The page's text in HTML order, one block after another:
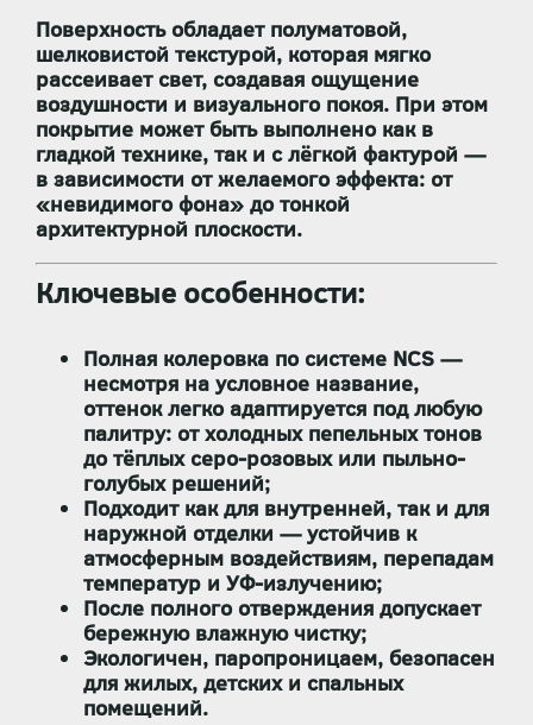
Поверхность обладает полуматовой,
шелковистой текстурой, которая мягко
рассеивает свет, создавая ощущение
воздушности и визуального покоя. При этом
покрытие может быть выполнено как в
гладкой технике, так и с лёгкой фактурой —
в зависимости от желаемого эффекта: от
«невидимого фона» до тонкой
архитектурной плоскости.
Ключевые особенности:
Полная колеровка по системе NCS —
несмотря на условное название,
оттенок легко адаптируется под любую
палитру: от холодных пепельных тонов
до тёплых серо-розовых или пыльно-
голубых решений;
Подходит как для внутренней, так и для
наружной отделки — устойчив к
атмосферным воздействиям, перепадам
температур и УФ-излучению;
После полного отверждения допускает
бережную влажную чистку;
Экологичен, паропроницаем, безопасен
для жилых, детских и спальных
помещений.